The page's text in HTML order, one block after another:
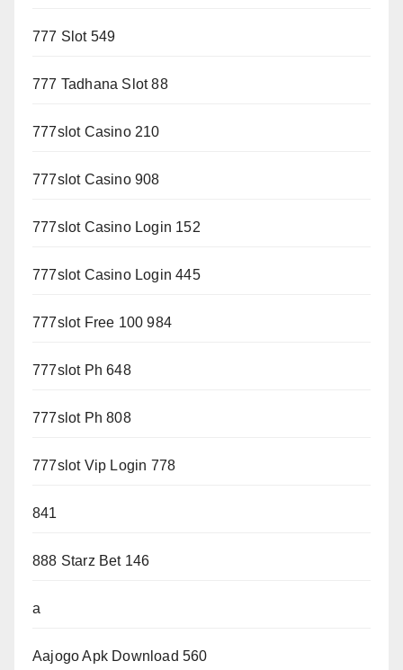
777 Slot 549
777 Tadhana Slot 88
777slot Casino 210
777slot Casino 908
777slot Casino Login 152
777slot Casino Login 445
777slot Free 100 984
777slot Ph 648
777slot Ph 808
777slot Vip Login 778
841
888 Starz Bet 146
a
Aajogo Apk Download 560